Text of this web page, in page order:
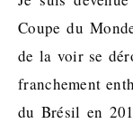
Coupe du
de la voir se
franchement
du Brésil en